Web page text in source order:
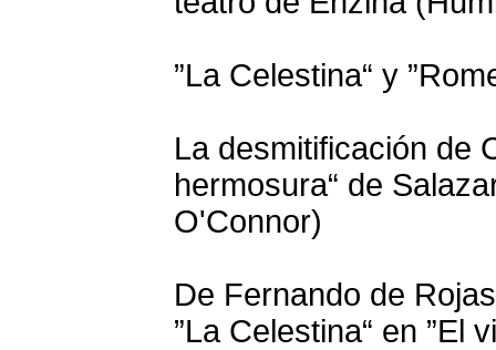
”La Celestina“ y
La desmitificación de
hermosura“ de
O'Connor)
De Fernando de
”La Celestina“ en ”El